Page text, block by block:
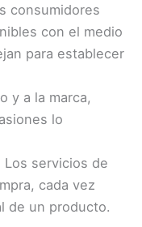
consumidores
con el medio
para establecer
y a la marca,
lo
Los servicios de
cada vez
de un producto.